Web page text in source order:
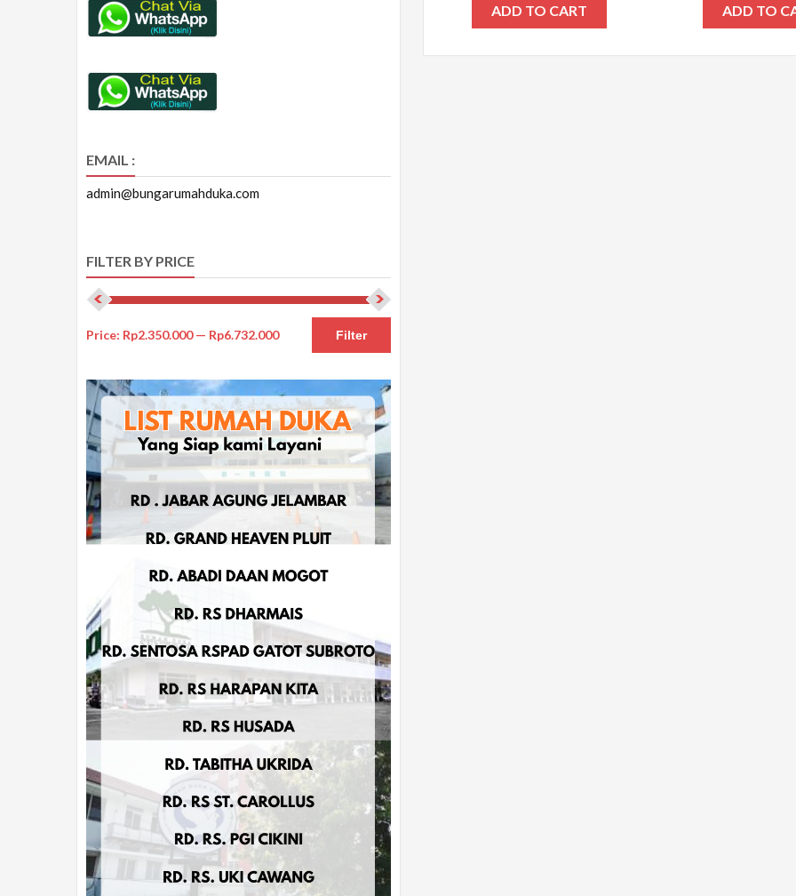
ADD TO CART ADD TO
EMAIL :
admin@bungarumahduka.com
FILTER BY PRICE
Filter
Price: Rp2.350.000— Rp6.732.000